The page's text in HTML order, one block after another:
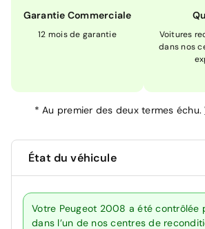
Garantie Commerciale
12 mois de garantie
Voitures
dans nos
*Au premier des deux termes échu.
État du véhicule
Votre Peugeot 2008 a été contrôlée
dans l’un de nos centres de